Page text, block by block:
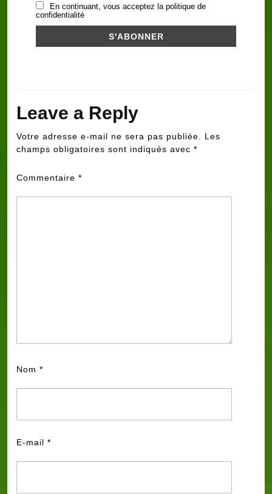
En continuant, vous acceptez la politique de
confidentialité
Leave a Reply
Votre adresse e-mail ne sera pas publiée. Les
champs obligatoires sont indiqués avec *
Commentaire *
Nom *
E-mail *